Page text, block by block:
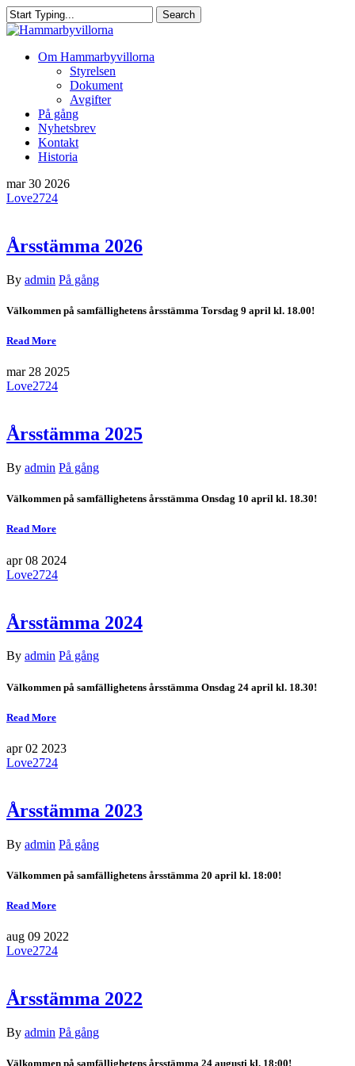
Skip
to
content
Search
Close
Menu
Om Hammarbyvillorna
Styrelsen
Dokument
Avgifter
På gång
Nyhetsbrev
Kontakt
Historia
mar 30 2026
Love2724
Årsstämma 2026
By admin På gång
Välkommen på samfällighetens årsstämma Torsdag 9 april kl. 18.00!
Read More
mar 28 2025
Love2724
Årsstämma 2025
By admin På gång
Välkommen på samfällighetens årsstämma Onsdag 10 april kl. 18.30!
Read More
apr 08 2024
Love2724
Årsstämma 2024
By admin På gång
Välkommen på samfällighetens årsstämma Onsdag 24 april kl. 18.30!
Read More
apr 02 2023
Love2724
Årsstämma 2023
By admin På gång
Välkommen på samfällighetens årsstämma 20 april kl. 18:00!
Read More
aug 09 2022
Love2724
Årsstämma 2022
By admin På gång
Välkommen på samfällighetens årsstämma 24 augusti kl. 18:00!